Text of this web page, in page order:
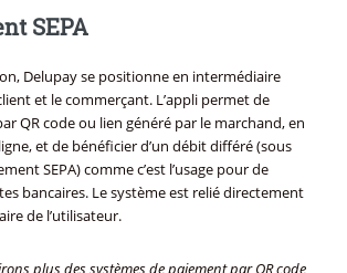
SEPA
Delupay se positionne en intermédiaire
et le commerçant. L’appli permet de
QR code ou lien généré par le marchand, en
et de bénéficier d’un débit différé (sous
SEPA) comme c’est l’usage pour de
bancaires. Le système est relié directement
de l’utilisateur.
plus des systèmes de paiement par QR code